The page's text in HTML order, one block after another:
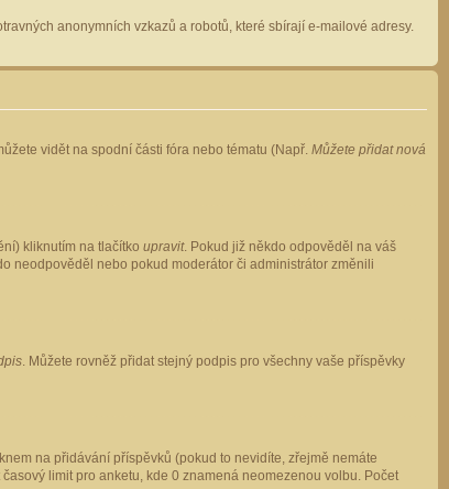
anonymních vzkazů a robotů, které sbírají e-mailové adresy.
vidět na spodní části fóra nebo tématu (Např. Můžete přidat nová
kliknutím na tlačítko upravit. Pokud již někdo odpověděl na váš
neodpověděl nebo pokud moderátor či administrátor změnili
. Můžete rovněž přidat stejný podpis pro všechny vaše příspěvky
na přidávání příspěvků (pokud to nevidíte, zřejmě nemáte
limit pro anketu, kde 0 znamená neomezenou volbu. Počet